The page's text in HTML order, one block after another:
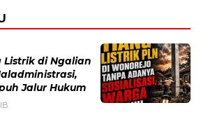
Listrik di Ngalian
Jalur Hukum